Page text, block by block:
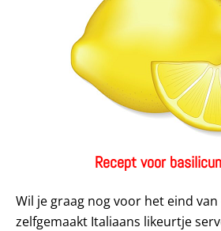
Recept voor
Wil je graag nog voor het eind
zelfgemaakt Italiaans likeurtje